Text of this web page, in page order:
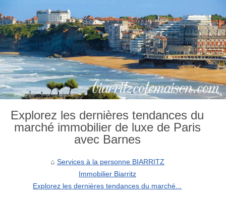
Explorez les dernières tendances du
marché immobilier de luxe de Paris
avec Barnes
Services à la personne BIARRITZ
Immobilier Biarritz
Explorez les dernières tendances du marché...